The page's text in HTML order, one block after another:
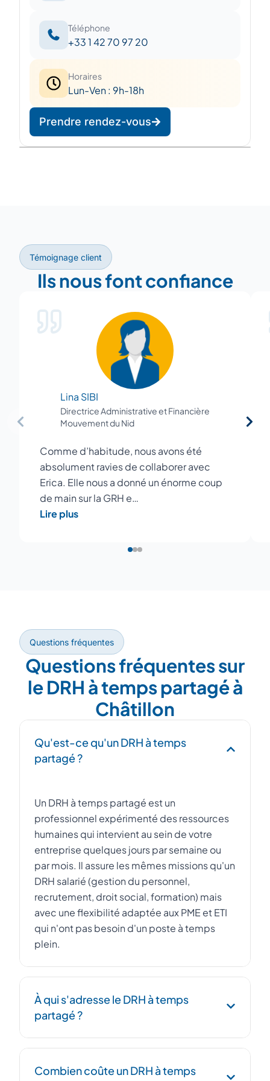
Téléphone
+33 1 42 70 97 20
Horaires
Lun-Ven : 9h-18h
Prendre rendez-vous
Témoignage client
Ils nous font confiance
Lina SIBI
Directrice Administrative et Financière
Mouvement du Nid
Comme d’habitude, nous avons été
absolument ravies de collaborer avec
Erica. Elle nous a donné un énorme coup
de main sur la GRH e…
Lire plus
Questions fréquentes
Questions fréquentes sur
le DRH à temps partagé à
Châtillon
Qu'est-ce qu'un DRH à temps
partagé ?
Un DRH à temps partagé est un
professionnel expérimenté des ressources
humaines qui intervient au sein de votre
entreprise quelques jours par semaine ou
par mois. Il assure les mêmes missions qu'un
DRH salarié (gestion du personnel,
recrutement, droit social, formation) mais
avec une flexibilité adaptée aux PME et ETI
qui n'ont pas besoin d'un poste à temps
plein.
À qui s'adresse le DRH à temps
partagé ?
startups et ETI de 10 à 500 salariés qui
Combien coûte un DRH à temps